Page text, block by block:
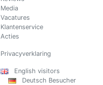
Media
Vacatures
Klantenservice
Acties
Privacyverklaring
English visitors
Deutsch Besucher